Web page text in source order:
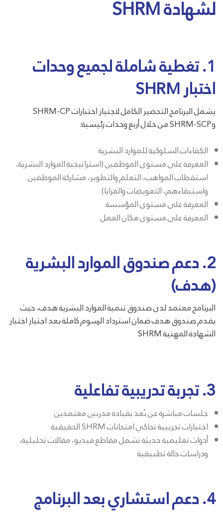
لشهادة SHRM
1. تغطية شاملة لجميع وحدات
اختبار SHRM
يشمل البرنامج التحضير الكامل لاجتياز اختبارات SHRM-CP
وSHRM-SCP من خلال أربع وحدات رئيسية:
الكفاءات السلوكية للموارد البشرية
المعرفة على مستوى الموظفين (استراتيجية الموارد البشرية،
استقطاب المواهب، التعلم والتطوير، مشاركة الموظفين
واستبقاءهم، التعويضات والمزايا)
المعرفة على مستوى المؤسسة.
المعرفة على مستوى مكان العمل
2. دعم صندوق الموارد البشرية
(هدف)
البرنامج معتمد لدى صندوق تنمية الموارد البشرية هدف، حيث
يقدم صندوق هدف ضمان استرداد الرسوم كاملة بعد اجتياز اختبار
الشهادة المهنية SHRM
3. تجربة تدريبية تفاعلية
جلسات مباشرة عن بُعد بقيادة مدربين معتمدين
اختبارات تجريبية تحاكي امتحانات SHRM الحقيقية
أدوات تعليمية حديثة تشمل مقاطع فيديو، مقالات تحليلية،
ودراسات حالة تطبيقية
4. دعم استشاري بعد البرنامج